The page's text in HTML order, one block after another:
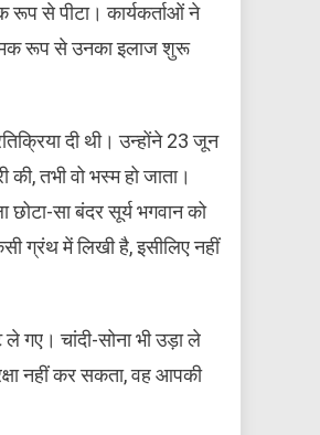
रूप से पीटा। कार्यकर्ताओं ने
रूप से उनका इलाज शुरू
दी थी। उन्होंने 23 जून
तभी वो भस्म हो जाता।
छोटा-सा बंदर सूर्य भगवान को
ग्रंथ में लिखी है, इसीलिए नहीं
गए। चांदी-सोना भी उड़ा ले
नहीं कर सकता, वह आपकी